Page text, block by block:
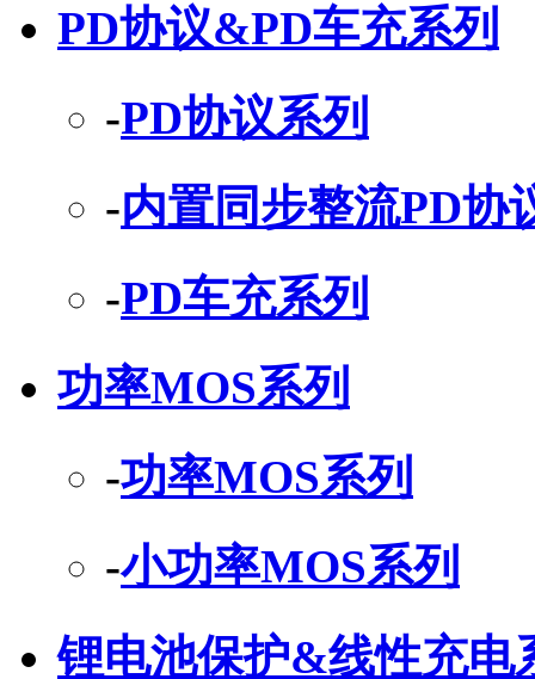
PD协议&PD车充系列
-PD协议系列
-内置同步整流PD协
-PD车充系列
功率MOS系列
-功率MOS系列
-小功率MOS系列
锂电池保护&线性充电